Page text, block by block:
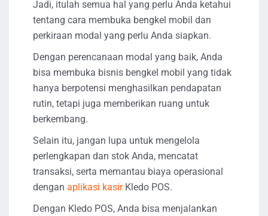
Jadi, itulah semua hal yang perlu Anda ketahui
tentang cara membuka bengkel mobil dan
perkiraan modal yang perlu Anda siapkan.
Dengan perencanaan modal yang baik, Anda
bisa membuka bisnis bengkel mobil yang tidak
hanya berpotensi menghasilkan pendapatan
rutin, tetapi juga memberikan ruang untuk
berkembang.
Selain itu, jangan lupa untuk mengelola
perlengkapan dan stok Anda, mencatat
transaksi, serta memantau biaya operasional
dengan aplikasi kasir Kledo POS.
Dengan Kledo POS, Anda bisa menjalankan